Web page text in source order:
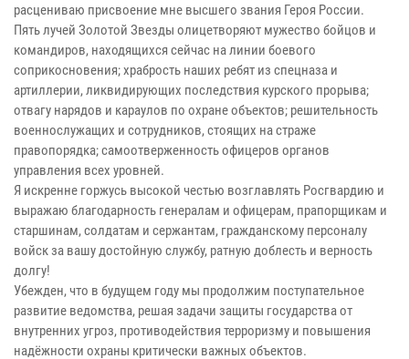
расцениваю присвоение мне высшего звания Героя России.
Пять лучей Золотой Звезды олицетворяют мужество бойцов и
командиров, находящихся сейчас на линии боевого
соприкосновения; храбрость наших ребят из спецназа и
артиллерии, ликвидирующих последствия курского прорыва;
отвагу нарядов и караулов по охране объектов; решительность
военнослужащих и сотрудников, стоящих на страже
правопорядка; самоотверженность офицеров органов
управления всех уровней.
Я искренне горжусь высокой честью возглавлять Росгвардию и
выражаю благодарность генералам и офицерам, прапорщикам и
старшинам, солдатам и сержантам, гражданскому персоналу
войск за вашу достойную службу, ратную доблесть и верность
долгу!
Убежден, что в будущем году мы продолжим поступательное
развитие ведомства, решая задачи защиты государства от
внутренних угроз, противодействия терроризму и повышения
надёжности охраны критически важных объектов.